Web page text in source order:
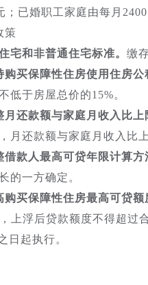
；已婚职工家庭由每月
策
宅和非普通住宅标准。 缴
购买保障性住房使用住房公
低于房屋总价的15%。
月还款额与家庭月收入比上
月还款额与家庭月收入比
借款人最高可贷年限计算方
的一方确定。
购买保障性住房最高可贷额
上浮后贷款额度不得超过
日起执行。